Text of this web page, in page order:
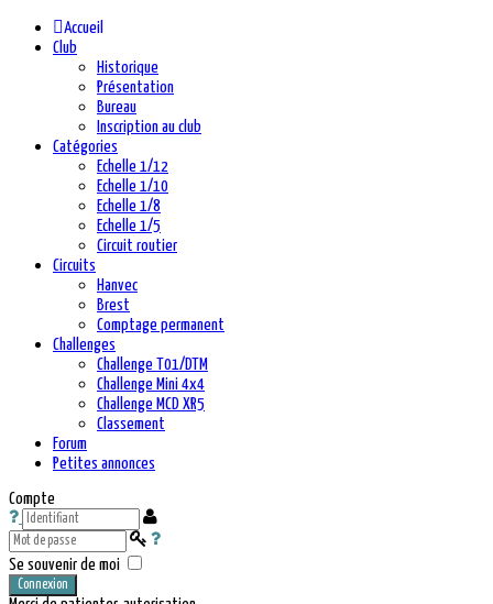
Accueil
Club
Historique
Présentation
Bureau
Inscription au club
Catégories
Echelle 1/12
Echelle 1/10
Echelle 1/8
Echelle 1/5
Circuit routier
Circuits
Hanvec
Brest
Comptage permanent
Challenges
Challenge T01/DTM
Challenge Mini 4x4
Challenge MCD XR5
Classement
Forum
Petites annonces
Compte
Se souvenir de moi
Connexion